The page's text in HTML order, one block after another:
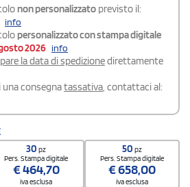
non personalizzato previsto il:
info
personalizzato con stampa digitale
2026 info
la data di spedizionedirettamente
una consegnatassativa, contattaci al:
30pz
Pers. Stampa digitale
€464,70
iva esclusa
50 pz
Pers. Stampa digitale
€658,00
iva esclusa